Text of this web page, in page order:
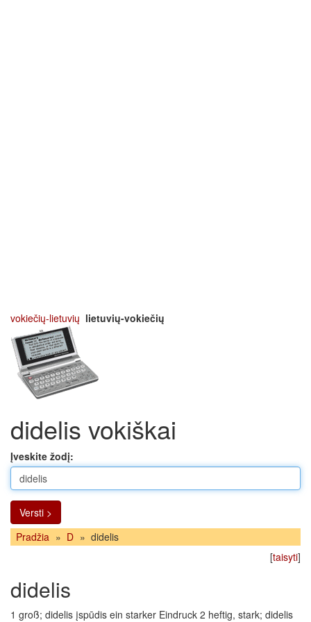
vokiečių-lietuvių lietuvių-vokiečių
didelis vokiškai
Įveskite žodį:
Versti >
Pradžia » D » didelis
[taisyti]
didelis
1 groß; didelis įspūdis ein starker Eindruck 2 heftig, stark; didelis